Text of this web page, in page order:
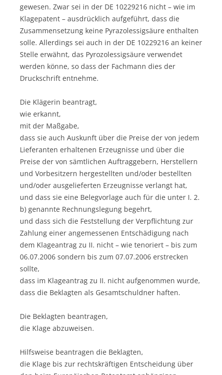
gewesen. Zwar sei in der DE 10229216 nicht – wie im
Klagepatent – ausdrücklich aufgeführt, dass die
Zusammensetzung keine Pyrazolessigsäure enthalten
solle. Allerdings sei auch in der DE 10229216 an keiner
Stelle erwähnt, das Pyrozolessigsäure verwendet
werden könne, so dass der Fachmann dies der
Druckschrift entnehme.
Die Klägerin beantragt,
wie erkannt,
mit der Maßgabe,
dass sie auch Auskunft über die Preise der von jedem
Lieferanten erhaltenen Erzeugnisse und über die
Preise der von sämtlichen Auftraggebern, Herstellern
und Vorbesitzern hergestellten und/oder bestellten
und/oder ausgelieferten Erzeugnisse verlangt hat,
und dass sie eine Belegvorlage auch für die unter I. 2.
b) genannte Rechnungslegung begehrt,
und dass sich die Feststellung der Verpflichtung zur
Zahlung einer angemessenen Entschädigung nach
dem Klageantrag zu II. nicht – wie tenoriert – bis zum
06.07.2006 sondern bis zum 07.07.2006 erstrecken
sollte,
dass im Klageantrag zu II. nicht aufgenommen wurde,
dass die Beklagten als Gesamtschuldner haften.
Die Beklagten beantragen,
die Klage abzuweisen.
Hilfsweise beantragen die Beklagten,
die Klage bis zur rechtskräftigen Entscheidung über